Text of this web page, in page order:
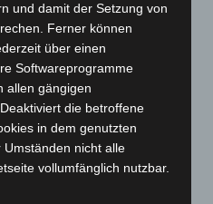
und damit der Setzung von
Ferner können
über einen
Softwareprogramme
allen gängigen
die betroffene
in dem genutzten
nicht alle
vollumfänglich nutzbar.